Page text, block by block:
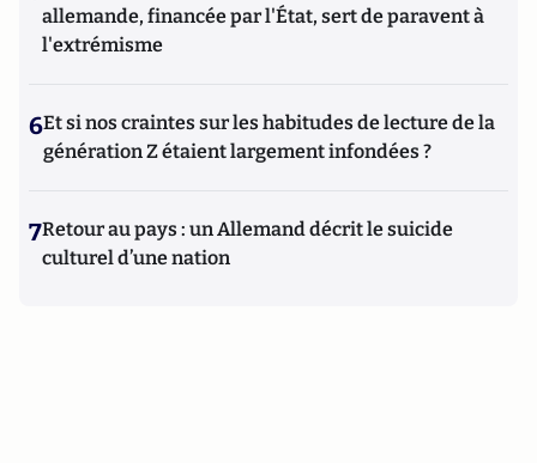
allemande, financée par l'État, sert de paravent à
l'extrémisme
6Et si nos craintes sur les habitudes de lecture de la
génération Z étaient largement infondées ?
7Retour au pays : un Allemand décrit le suicide
culturel d’une nation